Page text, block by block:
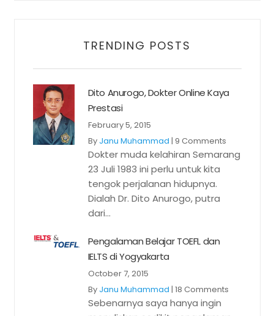
TRENDING POSTS
Dito Anurogo, Dokter Online Kaya
Prestasi
February 5, 2015
By Janu Muhammad | 9 Comments
Dokter muda kelahiran Semarang
23 Juli 1983 ini perlu untuk kita
tengok perjalanan hidupnya.
Dialah Dr. Dito Anurogo, putra
dari...
Pengalaman Belajar TOEFL dan
IELTS di Yogyakarta
October 7, 2015
By Janu Muhammad | 18 Comments
Sebenarnya saya hanya ingin